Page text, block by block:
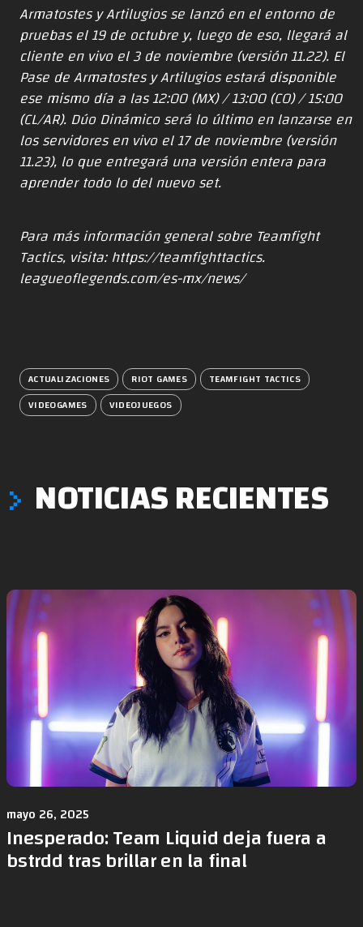
Armatostes y Artilugios se lanzó en el entorno de
pruebas el 19 de octubre y, luego de eso, llegará al
cliente en vivo el 3 de noviembre (versión 11.22). El
Pase de Armatostes y Artilugios estará disponible
ese mismo día a las 12:00 (MX) / 13:00 (CO) / 15:00
(CL/AR). Dúo Dinámico será lo último en lanzarse en
los servidores en vivo el 17 de noviembre (versión
11.23), lo que entregará una versión entera para
aprender todo lo del nuevo set.
Para más información general sobre Teamfight
Tactics, visita:https://teamfighttactics.
leagueoflegends.com/es-mx/news/
ACTUALIZACIONES RIOT GAMES
TEAMFIGHT TACTICS
VIDEOGAMES
VIDEOJUEGOS
NOTICIAS RECIENTES
mayo 26, 2025
Inesperado: Team Liquid deja fuera a
bstrdd tras brillar en la final